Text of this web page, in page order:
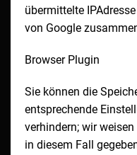
übermittelte
von Google
Browser Plugin
Sie können die
entsprechende
verhindern; wir
in diesem Fall